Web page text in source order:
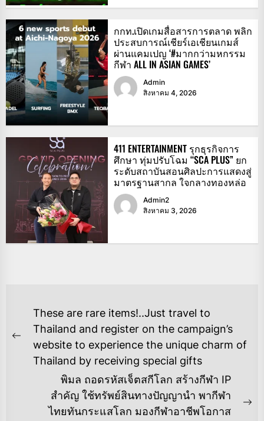
กกท.เปิดเกมสื่อสารการตลาด พลิก
ประสบการณ์เชียร์เอเชียนเกมส์
ผ่านแคมเปญ ‘#มากกว่ามหกรรม
กีฬา ALL IN ASIAN GAMES’
Admin
สิงหาคม 4, 2026
411 ENTERTAINMENT รุกธุรกิจการ
ศึกษา ทุ่มปรับโฉม “SCA PLUS” ยก
ระดับสถาบันสอนศิลปะการแสดงสู่
มาตรฐานสากล ใจกลางทองหล่อ
Admin2
สิงหาคม 3, 2026
แนะแนว
เรื่อง
Previous
post:
These are rare items!..Just travel to
Thailand and register on the campaign’s
website to experience the unique charm of
Thailand by receiving special gifts
พิมล ถอดรหัสเจ็ตสกีโลก สร้างกีฬา IP
สำคัญ ใช้ทรัพย์สินทางปัญญานำ พากีฬา
ไทยทันกระแสโลก มองกีฬาอาชีพโอกาส